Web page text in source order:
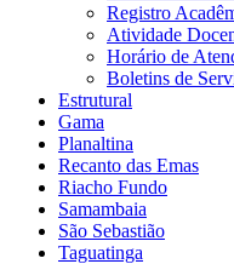
Registro
Atividade
Horário de
Boletins de
Estrutural
Gama
Planaltina
Recanto das Emas
Riacho Fundo
Samambaia
São Sebastião
Taguatinga